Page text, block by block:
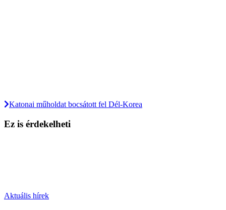
Katonai műholdat bocsátott fel Dél-Korea
Ez is érdekelheti
Aktuális hírek